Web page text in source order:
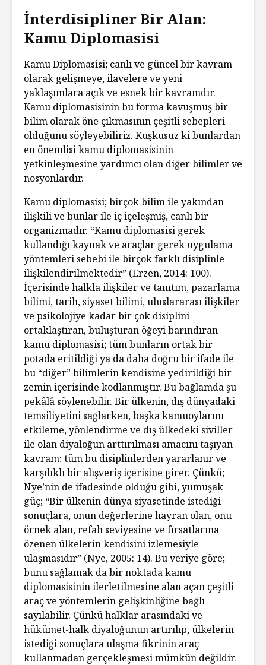
İnterdisipliner Bir Alan:
Kamu Diplomasisi
Kamu Diplomasisi; canlı ve güncel bir kavram
olarak gelişmeye, ilavelere ve yeni
yaklaşımlara açık ve esnek bir kavramdır.
Kamu diplomasisinin bu forma kavuşmuş bir
bilim olarak öne çıkmasının çeşitli sebepleri
olduğunu söyleyebiliriz. Kuşkusuz ki bunlardan
en önemlisi kamu diplomasisinin
yetkinleşmesine yardımcı olan diğer bilimler ve
nosyonlardır.
Kamu diplomasisi; birçok bilim ile yakından
ilişkili ve bunlar ile iç içeleşmiş, canlı bir
organizmadır. “Kamu diplomasisi gerek
kullandığı kaynak ve araçlar gerek uygulama
yöntemleri sebebi ile birçok farklı disiplinle
ilişkilendirilmektedir” (Erzen, 2014: 100).
İçerisinde halkla ilişkiler ve tanıtım, pazarlama
bilimi, tarih, siyaset bilimi, uluslararası ilişkiler
ve psikolojiye kadar bir çok disiplini
ortaklaştıran, buluşturan öğeyi barındıran
kamu diplomasisi; tüm bunların ortak bir
potada eritildiği ya da daha doğru bir ifade ile
bu “diğer” bilimlerin kendisine yedirildiği bir
zemin içerisinde kodlanmıştır. Bu bağlamda şu
pekâlâ söylenebilir. Bir ülkenin, dış dünyadaki
temsiliyetini sağlarken, başka kamuoylarını
etkileme, yönlendirme ve dış ülkedeki siviller
ile olan diyaloğun arttırılması amacını taşıyan
kavram; tüm bu disiplinlerden yararlanır ve
karşılıklı bir alışveriş içerisine girer. Çünkü;
Nye’nin de ifadesinde olduğu gibi, yumuşak
güç; “Bir ülkenin dünya siyasetinde istediği
sonuçlara, onun değerlerine hayran olan, onu
örnek alan, refah seviyesine ve fırsatlarına
özenen ülkelerin kendisini izlemesiyle
ulaşmasıdır” (Nye, 2005: 14). Bu veriye göre;
bunu sağlamak da bir noktada kamu
diplomasisinin ilerletilmesine alan açan çeşitli
araç ve yöntemlerin gelişkinliğine bağlı
sayılabilir. Çünkü halklar arasındaki ve
hükümet-halk diyaloğunun artırılıp, ülkelerin
istediği sonuçlara ulaşma fikrinin araç
kullanmadan gerçekleşmesi mümkün değildir.